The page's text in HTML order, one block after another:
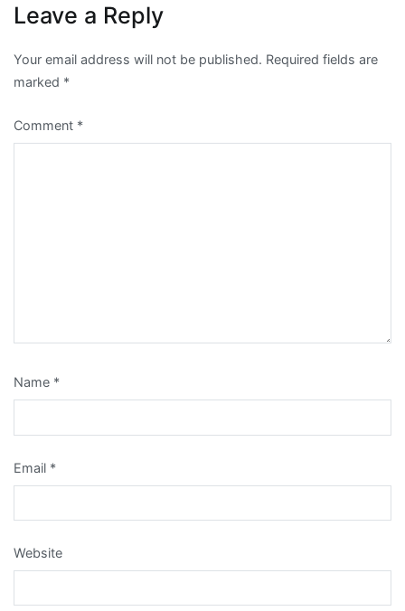
Leave a Reply
Your email address will not be published. Required fields are
marked *
Comment *
Name *
Email *
Website